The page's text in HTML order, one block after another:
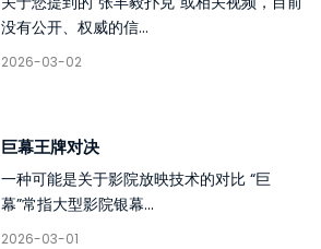
没有公开、权威的信...
2026-03-02
巨幕王牌对决
一种可能是关于影院放映技术的对比 “巨
幕”常指大型影院银幕...
2026-03-01